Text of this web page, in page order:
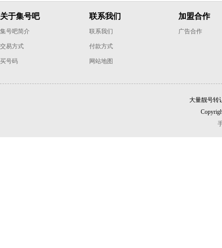
关于集号吧
集号吧简介
交易方式
买号码
联系我们
联系我们
付款方式
网站地图
加盟合作
广告合作
大量靓号转